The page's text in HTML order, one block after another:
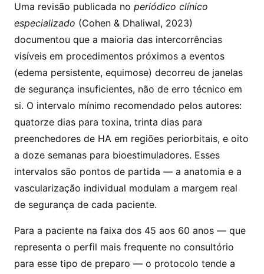
Uma revisão publicada no periódico clínico
especializado (Cohen & Dhaliwal, 2023)
documentou que a maioria das intercorrências
visíveis em procedimentos próximos a eventos
(edema persistente, equimose) decorreu de janelas
de segurança insuficientes, não de erro técnico em
si. O intervalo mínimo recomendado pelos autores:
quatorze dias para toxina, trinta dias para
preenchedores de HA em regiões periorbitais, e oito
a doze semanas para bioestimuladores. Esses
intervalos são pontos de partida — a anatomia e a
vascularização individual modulam a margem real
de segurança de cada paciente.
Para a paciente na faixa dos 45 aos 60 anos — que
representa o perfil mais frequente no consultório
para esse tipo de preparo — o protocolo tende a